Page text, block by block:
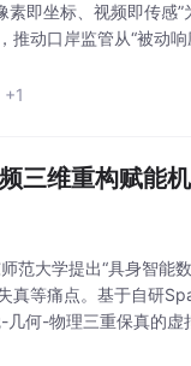
素即坐标、视频即传感
动口岸监管从“被动响
+1
三维重构赋能
范大学提出“具身智能
真等痛点。基于自研
何-物理三重保真的虚